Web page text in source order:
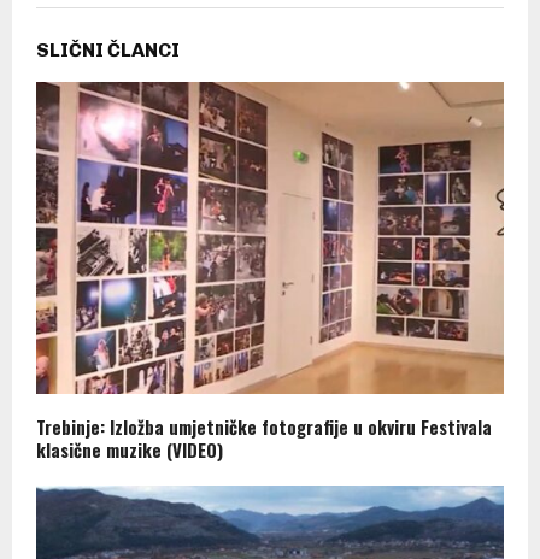
SLIČNI ČLANCI
Trebinje: Izložba umjetničke fotografije u okviru Festivala
klasične muzike (VIDEO)